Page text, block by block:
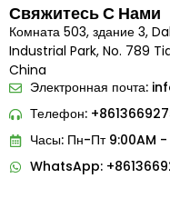
Свяжитесь С Нами
Комната 503, здание 3,
Industrial Park, No. 789
China
Электронная почта:
Телефон:
Часы: Пн-Пт 9:00AM -
WhatsApp:Portuguese
Indonesian